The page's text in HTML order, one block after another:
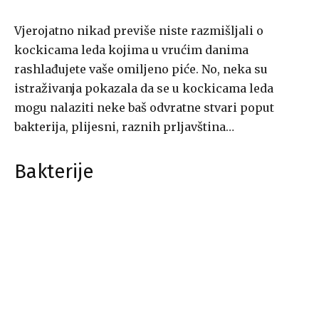
Vjerojatno nikad previše niste razmišljali o
kockicama leda kojima u vrućim danima
rashlađujete vaše omiljeno piće. No, neka su
istraživanja pokazala da se u kockicama leda
mogu nalaziti neke baš odvratne stvari poput
bakterija, plijesni, raznih prljavština…
Bakterije